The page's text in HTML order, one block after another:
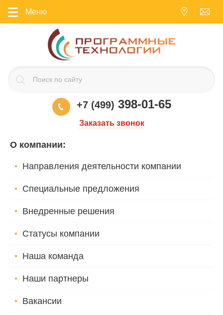
Меню
+7 (499) 398-01-65
Заказать звонок
О компании:
Направления деятельности компании
Специальные предложения
Внедренные решения
Статусы компании
Наша команда
Наши партнеры
Вакансии